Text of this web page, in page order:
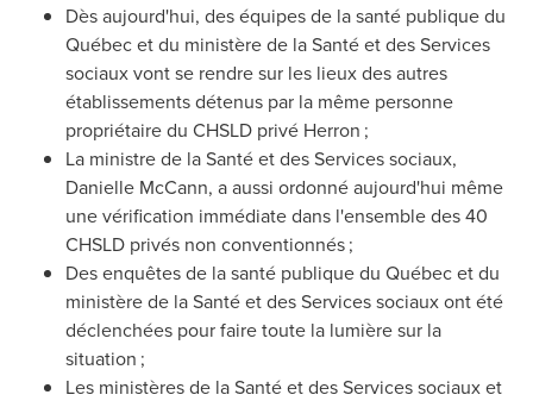
Dès aujourd'hui, des équipes de la santé publique du
Québec et du ministère de la Santé et des Services
sociaux vont se rendre sur les lieux des autres
établissements détenus par la même personne
propriétaire du CHSLD privé Herron ;
La ministre de la Santé et des Services sociaux,
Danielle McCann, a aussi ordonné aujourd'hui même
une vérification immédiate dans l'ensemble des 40
CHSLD privés non conventionnés ;
Des enquêtes de la santé publique du Québec et du
ministère de la Santé et des Services sociaux ont été
déclenchées pour faire toute la lumière sur la
situation ;
Les ministères de la Santé et des Services sociaux et